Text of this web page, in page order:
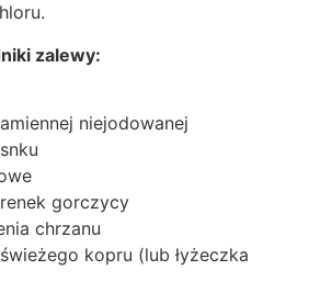
zalewy:
niejodowanej
gorczycy
chrzanu
kopru (lub łyżeczka